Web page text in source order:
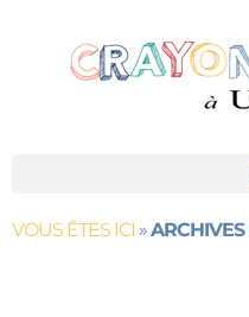
VOUS ÊTES ICI »